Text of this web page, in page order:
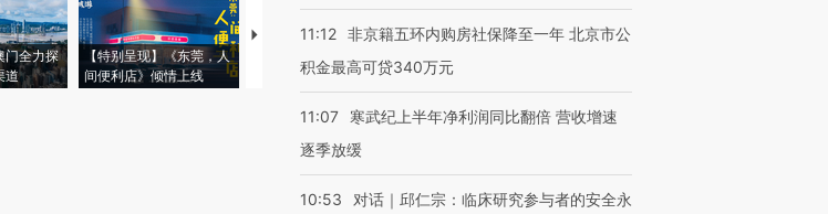
门全力探
道
【特别呈现】《东莞，人
间便利店》倾情上线
【推广】走进第四届链博
会，让数智科技“链”接产
有意思的生活方式·第三对
【商旅对话】华住集团
11:12 非京籍五环内购房社保降至一年 北京市公
积金最高可贷340万元
11:07
寒武纪上半年净利润同比翻倍 营收增速
逐季放缓
10:53
对话｜邱仁宗：临床研究参与者的安全永